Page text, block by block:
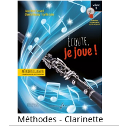
Méthodes - Clarinette